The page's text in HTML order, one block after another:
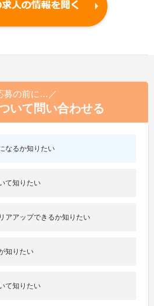
募の前に…／
いて問い合わせる
なるか知りたい
て知りたい
アアップできるか知りたい
知りたい
て知りたい